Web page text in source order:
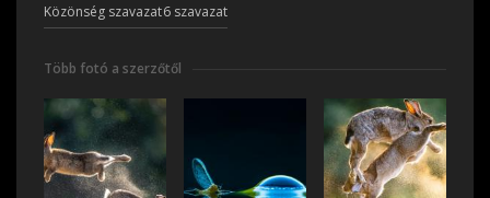
Közönség szavazat6 szavazat
Több fotó a szerzőtől